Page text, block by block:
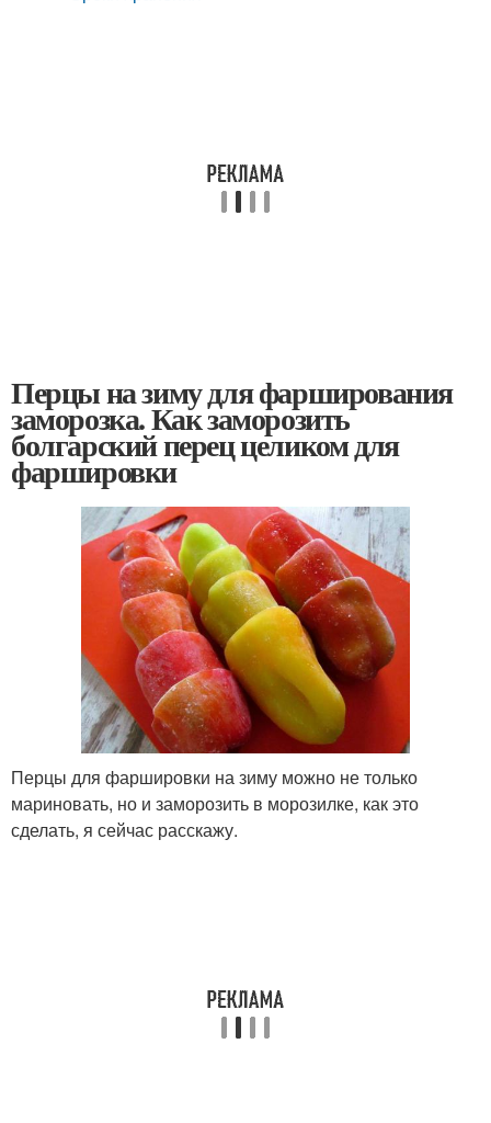
Перцы на зиму для фарширования
заморозка. Как заморозить
болгарский перец целиком для
фаршировки
Перцы для фаршировки на зиму можно не только
мариновать, но и заморозить в морозилке, как это
сделать, я сейчас расскажу.